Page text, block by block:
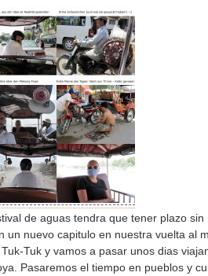
de aguas tendra que tener plazo sin
un nuevo capitulo en nuestra vuelta al
Tuk y vamos a pasar unos dias
Pasaremos el tiempo en pueblos y